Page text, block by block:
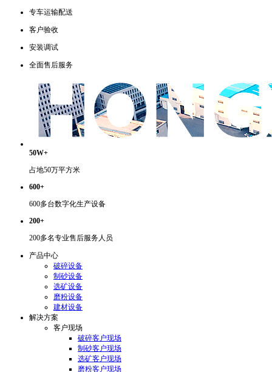
专车运输配送
客户验收
安装调试
全面售后服务
50W+
占地50万平方米
600+
600多台数字化生产设备
200+
200多名专业售后服务人员
产品中心
破碎设备
制砂设备
选矿设备
磨粉设备
建材设备
解决方案
客户现场
破碎客户现场
制砂客户现场
选矿客户现场
磨粉客户现场